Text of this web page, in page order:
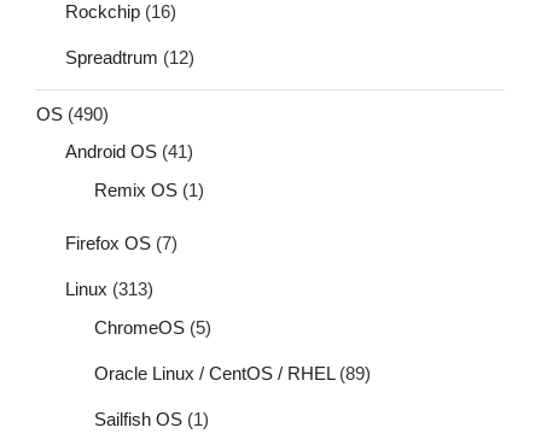
Rockchip (16)
Spreadtrum (12)
OS (490)
Android OS (41)
Remix OS (1)
Firefox OS (7)
Linux (313)
ChromeOS (5)
Oracle Linux / CentOS / RHEL(89)
Sailfish OS (1)